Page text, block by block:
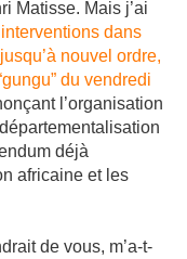
Matisse. Mais j’ai
dans
nouvel ordre,
du vendredi
l’organisation
déjà
africaine et les
de vous, m’a-t-